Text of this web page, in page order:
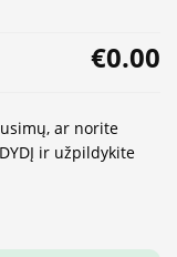
€0.00
ar norite
ir užpildykite